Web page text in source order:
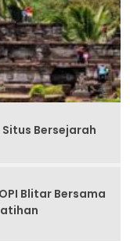
Bersejarah
Blitar Bersama